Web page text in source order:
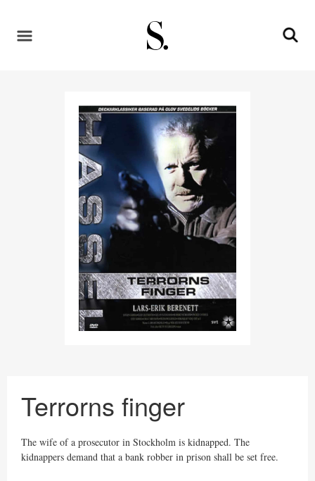
Terrorns finger
The wife of a prosecutor in Stockholm is kidnapped. The
kidnappers demand that a bank robber in prison shall be set free.